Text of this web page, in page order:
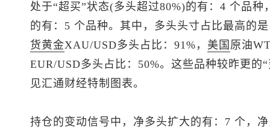
处于“超买”状态(多头超过80%)的有：4 个品
的有：5 个品种。其中，多头头寸占比最高的
货黄金XAU/USD多头占比：91%， 美国 原油
EUR/USD多头占比：50%。这些品种较昨更的
见汇通财经特制图表。
持仓的变动信号中，净多头扩大的有：7 个，